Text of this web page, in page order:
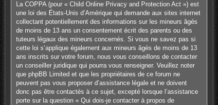
La COPPA (pour « Child Online Privacy and Protection Act ») est
une loi des États-Unis d’Amérique qui demande aux sites internet
collectant potentiellement des informations sur les mineurs âgés
de moins de 13 ans un consentement écrit des parents ou des
tuteurs légaux des mineurs concernés. Si vous ne savez pas si
cette loi s’applique également aux mineurs âgés de moins de 13
ans inscrits sur votre forum, nous vous conseillons de contacter
un conseiller juridique qui pourra vous renseigner. Veuillez noter
que phpBB Limited et que les propriétaires de ce forum ne
peuvent pas vous proposer d’assistance légale et ne doivent
donc pas être contactés à ce sujet, excepté lorsque l’assistance
porte sur la question « Qui dois-je contacter à propos de